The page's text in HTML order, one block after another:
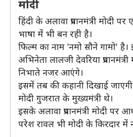
मोदी
हिंदी के अलावा प्रधानमंत्री मोदी
भाषा में भी बन रही है।
फिल्म का नाम 'नमो सौने गामो' है।
अभिनेता लालजी देवरिया
निभाते नजर आएंगे।
इसमें तब की कहानी दिखाई जाएगी
मोदी गुजरात के मुख्यमंत्री थे।
इसके अलावा प्रधानमंत्री मोदी पर
परेश रावल भी मोदी के किरदार